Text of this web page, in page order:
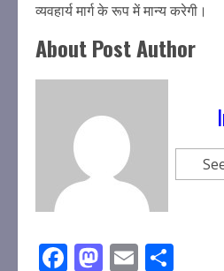
व्यवहार्य मार्ग के रूप में मान्य करेगी।
About Post Author
Facebook
Mastodon
Email